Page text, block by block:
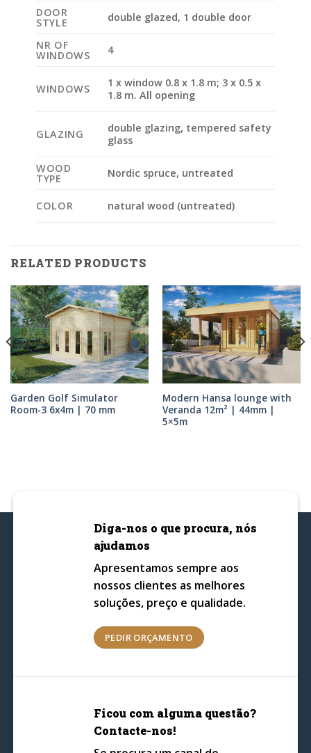
DOOR
STYLE double glazed, 1 double door
NR OF
WINDOWS 4
WINDOWS
1 x window 0.8 x 1.8 m; 3 x 0.5 x
1.8 m. All opening
GLAZING
double glazing, tempered safety
glass
WOOD
TYPE Nordic spruce, untreated
COLOR natural wood (untreated)
RELATED PRODUCTS
Garden Golf Simulator
Room-3 6x4m | 70 mm
Modern Hansa lounge with
Veranda 12m² | 44mm |
5×5m
Diga-nos o que procura, nós
ajudamos
Apresentamos sempre aos
nossos clientes as melhores
soluções, preço e qualidade.
PEDIR ORÇAMENTO
Ficou com alguma questão?
Contacte-nos!